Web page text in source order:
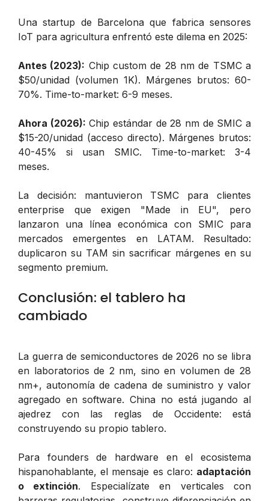
Una startup de Barcelona que fabrica sensores
IoT para agricultura enfrentó este dilema en 2025:
Antes (2023): Chip custom de 28 nm de TSMC a
$50/unidad (volumen 1K). Márgenes brutos: 60-
70%. Time-to-market: 6-9 meses.
Ahora (2026): Chip estándar de 28 nm de SMIC a
$15-20/unidad (acceso directo). Márgenes brutos:
40-45% si usan SMIC. Time-to-market: 3-4
meses.
La decisión: mantuvieron TSMC para clientes
enterprise que exigen "Made in EU", pero
lanzaron una línea económica con SMIC para
mercados emergentes en LATAM. Resultado:
duplicaron su TAM sin sacrificar márgenes en su
segmento premium.
Conclusión: el tablero ha
cambiado
La guerra de semiconductores de 2026 no se libra
en laboratorios de 2 nm, sino en volumen de 28
nm+, autonomía de cadena de suministro y valor
agregado en software. China no está jugando al
ajedrez con las reglas de Occidente: está
construyendo su propio tablero.
Para founders de hardware en el ecosistema
hispanohablante, el mensaje es claro: adaptación
o extinción. Especialízate en verticales con